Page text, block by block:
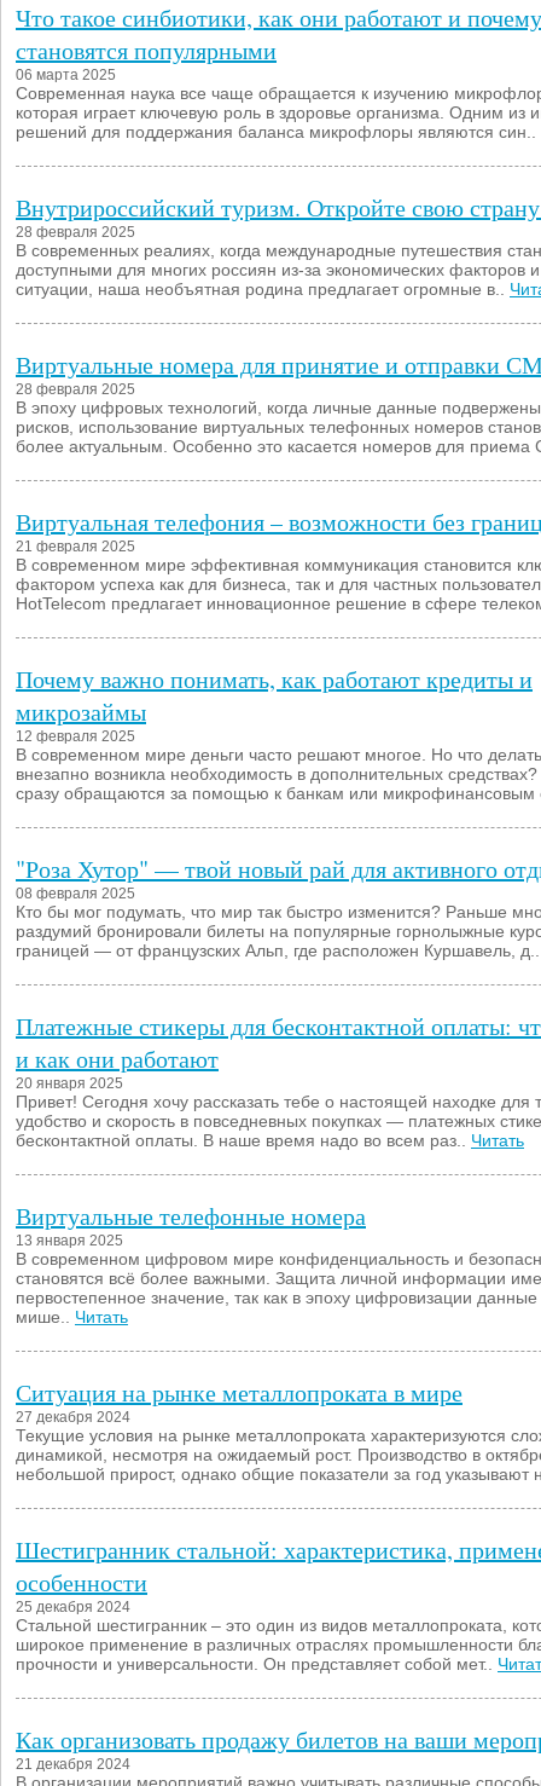
Что такое синбиотики, как они работают и почему
становятся популярными
06 марта 2025
Современная наука все чаще обращается к изучению
которая играет ключевую роль в здоровье организма. Одним из
решений для поддержания баланса микрофлоры являются син..
Внутрироссийский туризм. Откройте свою
28 февраля 2025
В современных реалиях, когда международные путешествия
доступными для многих россиян из-за экономических факторов
ситуации, наша необъятная родина предлагает огромные в..
Виртуальные номера для принятие и отправки
28 февраля 2025
В эпоху цифровых технологий, когда личные данные
рисков, использование виртуальных телефонных номеров
более актуальным. Особенно это касается номеров для
Виртуальная телефония – возможности без
21 февраля 2025
В современном мире эффективная коммуникация становится
фактором успеха как для бизнеса, так и для частных
HotTelecom предлагает инновационное решение в сфере
Почему важно понимать, как работают кредиты и
микрозаймы
12 февраля 2025
В современном мире деньги часто решают многое. Но что
внезапно возникла необходимость в дополнительных
сразу обращаются за помощью к банкам или микрофинансовым
"Роза Хутор" — твой новый рай для активного
08 февраля 2025
Кто бы мог подумать, что мир так быстро изменится? Раньше
раздумий бронировали билеты на популярные горнолыжные
границей — от французских Альп, где расположен Куршавель,
Платежные стикеры для бесконтактной оплаты:
и как они работают
20 января 2025
Привет! Сегодня хочу рассказать тебе о настоящей находке для
удобство и скорость в повседневных покупках — платежных
бесконтактной оплаты. В наше время надо во всем раз.. Читать
Виртуальные телефонные номера
13 января 2025
В современном цифровом мире конфиденциальность и
становятся всё более важными. Защита личной информации
первостепенное значение, так как в эпоху цифровизации данные
мише.. Читать
Ситуация на рынке металлопроката в мире
27 декабря 2024
Текущие условия на рынке металлопроката характеризуются
динамикой, несмотря на ожидаемый рост. Производство в
небольшой прирост, однако общие показатели за год указывают
Шестигранник стальной: характеристика,
особенности
25 декабря 2024
Стальной шестигранник – это один из видов металлопроката,
широкое применение в различных отраслях промышленности
прочности и универсальности. Он представляет собой мет..
Как организовать продажу билетов на ваши
21 декабря 2024